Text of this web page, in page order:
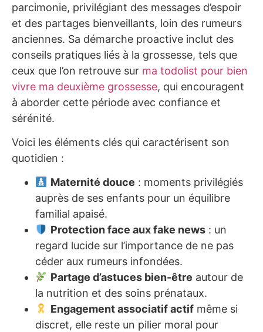
parcimonie, privilégiant des messages d’espoir
et des partages bienveillants, loin des rumeurs
anciennes. Sa démarche proactive inclut des
conseils pratiques liés à la grossesse, tels que
ceux que l’on retrouve sur ma todolist pour bien
vivre ma deuxième grossesse, qui encouragent
à aborder cette période avec confiance et
sérénité.
Voici les éléments clés qui caractérisent son
quotidien :
Maternité douce : moments privilégiés
auprès de ses enfants pour un équilibre
familial apaisé.
Protection face aux fake news: un
regard lucide sur l’importance de ne pas
céder aux rumeurs infondées.
Partage d’astuces bien-être autour de
la nutrition et des soins prénataux.
Engagement associatif actifmême si
discret, elle reste un pilier moral pour